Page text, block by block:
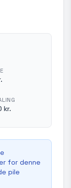
kr.
for denne
pile